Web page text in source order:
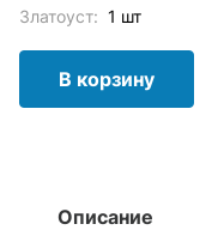
Златоуст: 1 шт
В корзину
Описание